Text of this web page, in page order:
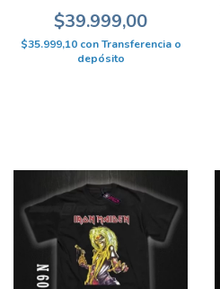
$39.999,00
$35.999,10 con Transferencia o
depósito